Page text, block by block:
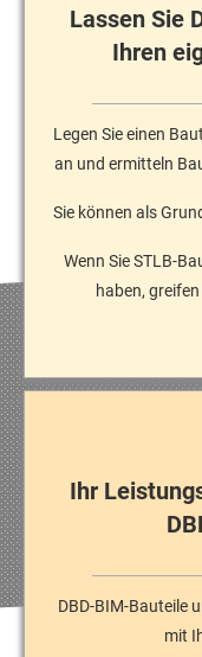
Lassen Sie
Ihren
Legen Sie einen
an und ermitteln
Sie können als
Wenn Sie STLB-
haben,
Ihr
DBD-BIM-Bauteile
mit